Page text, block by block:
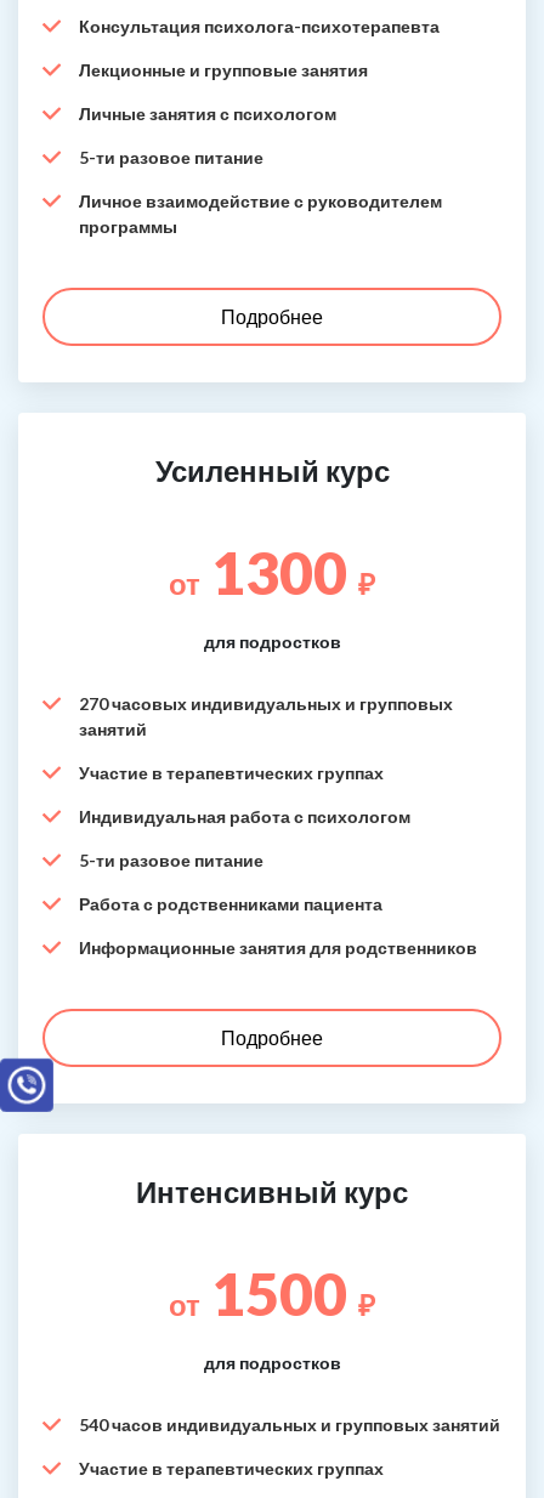
Консультация психолога-психотерапевта
Лекционные и групповые занятия
Личные занятия с психологом
5-ти разовое питание
Личное взаимодействие с руководителем
программы
Подробнее
Усиленный курс
от 1300 ₽
для подростков
270 часовых индивидуальных и групповых
занятий
Участие в терапевтических группах
Индивидуальная работа с психологом
5-ти разовое питание
Работа с родственниками пациента
Информационные занятия для родственников
Подробнее
Интенсивный курс
от 1500 ₽
для подростков
540 часов индивидуальных и групповых занятий
Участие в терапевтических группах